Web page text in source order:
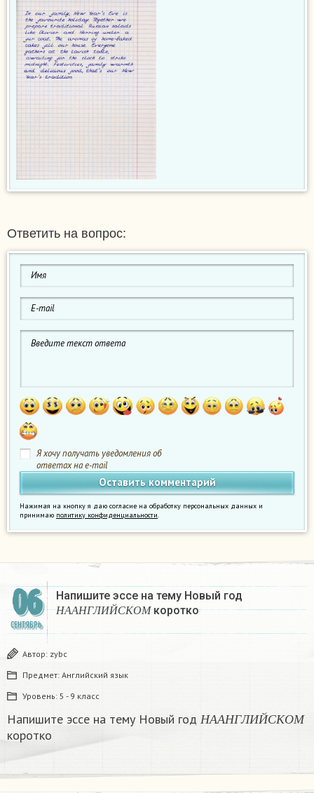
Ответить на вопрос:
Я хочу получать уведомления об
ответах на e-mail
Нажимая на кнопку я даю согласие на обработку персональных данных и
принимаю политику конфиденциальности.
06
СЕНТЯБРЬ
Напишите эссе на тему Новый год
НААН Г Л И Й С К О М
НААНГЛИЙСК ОМ
коротко​
Автор: zybc
Предмет: Английский язык
Уровень: 5 - 9 класс
Напишите эссе на тему Новый год НААН Г Л И Й С К О М
Й
коротко​